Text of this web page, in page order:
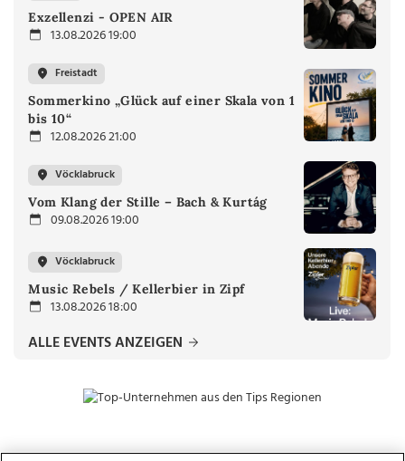
Exzellenzi - OPEN AIR
13.08.2026 19:00
Freistadt
Sommerkino „Glück auf einer Skala von 1
bis 10“
12.08.2026 21:00
Vöcklabruck
Vom Klang der Stille – Bach & Kurtág
09.08.2026 19:00
Vöcklabruck
Music Rebels / Kellerbier in Zipf
13.08.2026 18:00
ALLE EVENTS ANZEIGEN